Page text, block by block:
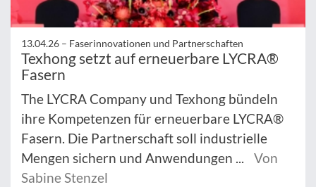
13.04.26 – Faserinnovationen und Partnerschaften
Texhong setzt auf erneuerbare LYCRA®
Fasern
The LYCRA Company und Texhong bündeln
ihre Kompetenzen für erneuerbare LYCRA®
Fasern. Die Partnerschaft soll industrielle
Mengen sichern und Anwendungen ...
Von
Sabine Stenzel